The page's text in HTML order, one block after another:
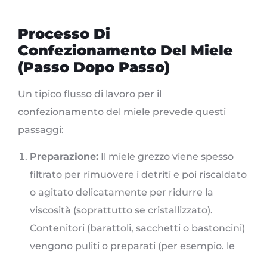
Processo Di
Confezionamento Del Miele
(Passo Dopo Passo)
Un tipico flusso di lavoro per il
confezionamento del miele prevede questi
passaggi:
Preparazione: Il miele grezzo viene spesso
filtrato per rimuovere i detriti e poi riscaldato
o agitato delicatamente per ridurre la
viscosità (soprattutto se cristallizzato).
Contenitori (barattoli, sacchetti o bastoncini)
vengono puliti o preparati (per esempio. le